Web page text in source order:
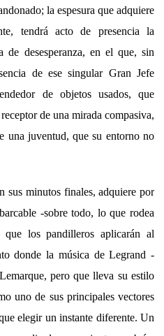
la espesura que adquiere
tendrá acto de presencia la
de desesperanza, en el que, sin
de ese singular Gran Jefe
de objetos usados, que
de una mirada compasiva,
una juventud, que su entorno no
sus minutos finales, adquiere por
-sobre todo, lo que rodea
los pandilleros aplicarán al
donde la música de Legrand -
pero que lleva su estilo
uno de sus principales vectores
elegir un instante diferente. Un